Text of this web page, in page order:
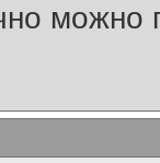
можно